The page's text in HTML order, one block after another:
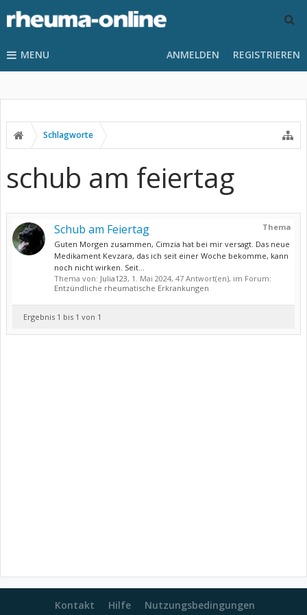
MENU ANMELDEN REGISTRIEREN
Schlagworte
schub am feiertag
Thema
Schub am Feiertag
Guten Morgen zusammen, Cimzia hat bei mir versagt. Das neue
Medikament Kevzara, das ich seit einer Woche bekomme, kann
noch nicht wirken. Seit...
Thema von: Julia123, 1. Mai 2024, 47 Antwort(en), im Forum:
Entzündliche rheumatische Erkrankungen
Ergebnis 1 bis 1 von 1
Kontakt Hilfe Nutzungsbedingungen